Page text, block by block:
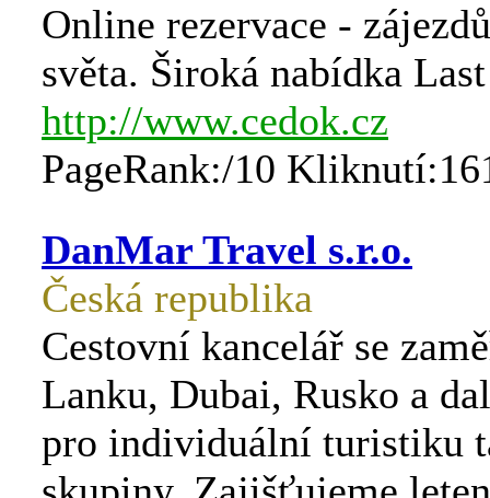
Online rezervace -
světa. Široká nabídka
http://www.cedok.cz
PageRank:/10
DanMar Travel s.r.o.
Česká republika
Cestovní kancelář se
Lanku, Dubai, Rusko a
pro individuální turistiku